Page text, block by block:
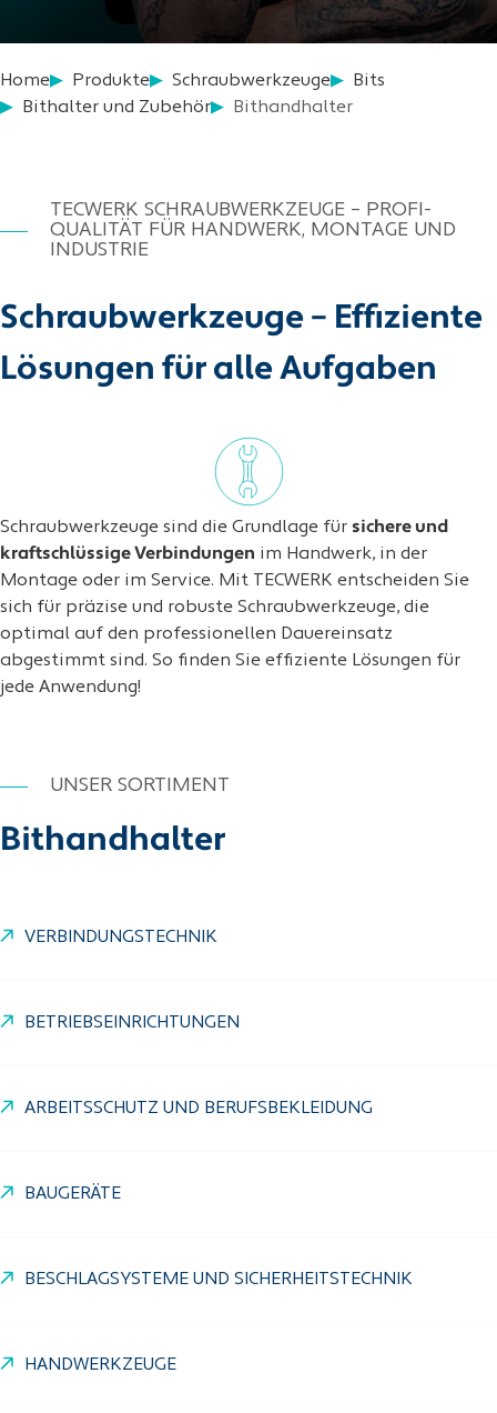
Home Produkte Schraubwerkzeuge
Bits
Bithalter und Zubehör
Bithandhalter
Schraubwerkzeuge – Effiziente
Lösungen für alle Aufgaben
TECWERK SCHRAUBWERKZEUGE – PROFI-
QUALITÄT FÜR HANDWERK, MONTAGE UND
INDUSTRIE
Schraubwerkzeuge sind die Grundlage für sichere und
kraftschlüssige Verbindungen im Handwerk, in der
Montage oder im Service. Mit TECWERK entscheiden Sie
sich für präzise und robuste Schraubwerkzeuge, die
optimal auf den professionellen Dauereinsatz
abgestimmt sind. So finden Sie effiziente Lösungen für
jede Anwendung!
UNSER SORTIMENT
Bithandhalter
VERBINDUNGSTECHNIK
BETRIEBSEINRICHTUNGEN
ARBEITSSCHUTZ UND BERUFSBEKLEIDUNG
BAUGERÄTE
BESCHLAGSYSTEME UND SICHERHEITSTECHNIK
HANDWERKZEUGE